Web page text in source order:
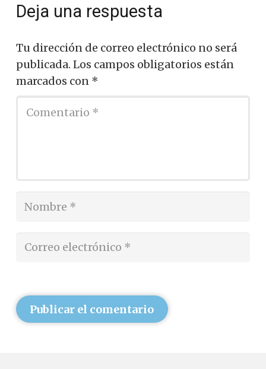
Deja una respuesta
Tu dirección de correo electrónico no será
publicada. Los campos obligatorios están
marcados con *
Publicar el comentario